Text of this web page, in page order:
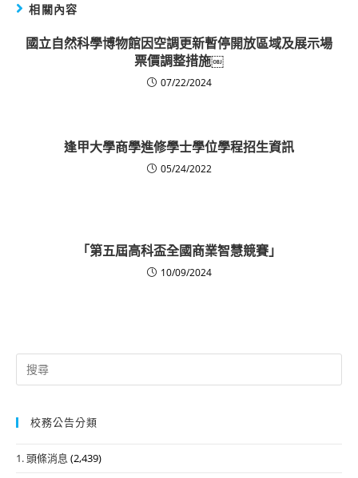
相關內容
國立自然科學博物館因空調更新暫停開放區域及展示場
票價調整措施￼
07/22/2024
逢甲大學商學進修學士學位學程招生資訊
05/24/2022
「第五屆高科盃全國商業智慧競賽」
10/09/2024
Search
for:
校務公告分類
1. 頭條消息 (2,439)